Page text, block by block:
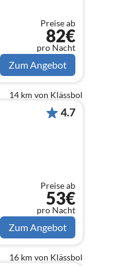
Preise ab
82€
pro Nacht
Zum Angebot
14 km von Klässbol
4.7
Preise ab
53€
pro Nacht
Zum Angebot
16 km von Klässbol